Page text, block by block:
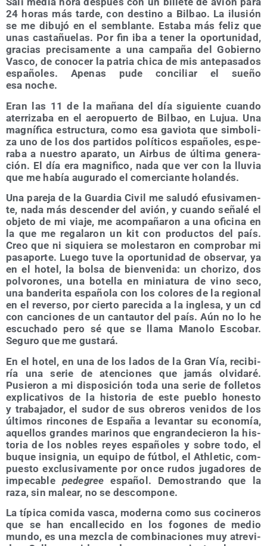
24 horas más tar­de, con des­tino a Bil­bao. La ilu­sión
se me dibu­jó en el sem­blan­te. Esta­ba más feliz que
unas cas­ta­ñue­las. Por fin iba a tener la opor­tu­ni­dad,
gra­cias pre­ci­sa­men­te a una cam­pa­ña del Gobierno
Vas­co, de cono­cer la patria chi­ca de mis ante­pa­sa­dos
espa­ño­les. Ape­nas pude con­ci­liar el sue­ño
esa noche.
Eran las 11 de la maña­na del día siguien­te cuan­do
ate­rri­za­ba en el aero­puer­to de Bil­bao, en Lujua. Una
mag­ní­fi­ca estruc­tu­ra, como esa gavio­ta que sim­bo­li­
za uno de los dos par­ti­dos polí­ti­cos espa­ño­les, espe­
ra­ba a nues­tro apa­ra­to, un Air­bus de últi­ma gene­ra­
ción. El día era mag­ni­fi­co, nada que ver con la llu­via
que me había augu­ra­do el comer­cian­te holandés.
Una pare­ja de la Guar­dia Civil me salu­dó efu­si­va­men­
te, nada más des­cen­der del avión, y cuan­do seña­lé el
obje­to de mi via­je, me acom­pa­ña­ron a una ofi­ci­na en
la que me rega­la­ron un kit con pro­duc­tos del país.
Creo que ni siquie­ra se moles­ta­ron en com­pro­bar mi
pasa­por­te. Lue­go tuve la opor­tu­ni­dad de obser­var, ya
en el hotel, la bol­sa de bien­ve­ni­da: un cho­ri­zo, dos
pol­vo­ro­nes, una bote­lla en minia­tu­ra de vino seco,
una ban­de­ri­ta espa­ño­la con los colo­res de la regio­nal
en el rever­so, por cier­to pare­ci­da a la ingle­sa, y un cd
con can­cio­nes de un can­tau­tor del país. Aún no lo he
escu­cha­do pero sé que se lla­ma Mano­lo Esco­bar.
Segu­ro que me gustará.
En el hotel, en una de los lados de la Gran Vía, reci­bi­
ría una serie de aten­cio­nes que jamás olvi­da­ré.
Pusie­ron a mi dis­po­si­ción toda una serie de folle­tos
expli­ca­ti­vos de la his­to­ria de este pue­blo hones­to
y tra­ba­ja­dor, el sudor de sus obre­ros veni­dos de los
últi­mos rin­co­nes de Espa­ña a levan­tar su eco­no­mía,
aque­llos gran­des mari­nos que engran­de­cie­ron la his­
to­ria de los nobles reyes espa­ño­les y sobre todo, el
buque insig­nia, un equi­po de fút­bol, el Ath­le­tic, com­
pues­to exclu­si­va­men­te por once rudos juga­do­res de
impe­ca­ble pede­gree espa­ñol. Demos­tran­do que la
raza, sin malear, no se descompone.
La típi­ca comi­da vas­ca, moder­na como sus coci­ne­ros
que se han enca­lle­ci­do en los fogo­nes de medio
mun­do, es una mez­cla de com­bi­na­cio­nes muy atre­vi­